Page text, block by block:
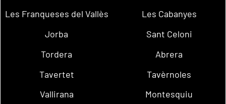
Les Franqueses del Vallès
Les Cabanyes
Jorba
Sant Celoni
Tordera
Abrera
Tavertet
Tavèrnoles
Vallirana
Montesquiu